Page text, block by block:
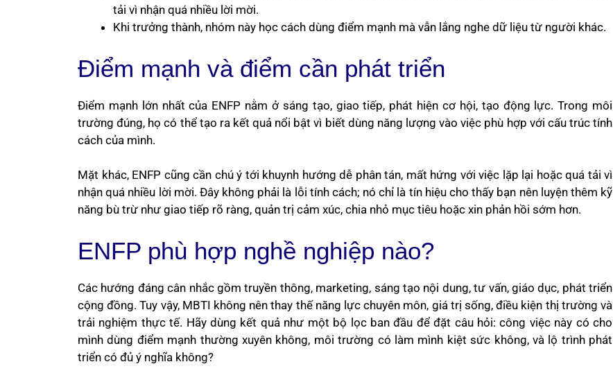
tải vì nhận quá nhiều lời mời.
Khi trưởng thành, nhóm này học cách dùng điểm mạnh mà vẫn lắng nghe dữ liệu từ người khác.
Điểm mạnh và điểm cần phát triển
Điểm mạnh lớn nhất của ENFP nằm ở sáng tạo, giao tiếp, phát hiện cơ hội, tạo động lực. Trong môi
trường đúng, họ có thể tạo ra kết quả nổi bật vì biết dùng năng lượng vào việc phù hợp với cấu trúc tính
cách của mình.
Mặt khác, ENFP cũng cần chú ý tới khuynh hướng dễ phân tán, mất hứng với việc lặp lại hoặc quá tải vì
nhận quá nhiều lời mời. Đây không phải là lỗi tính cách; nó chỉ là tín hiệu cho thấy bạn nên luyện thêm kỹ
năng bù trừ như giao tiếp rõ ràng, quản trị cảm xúc, chia nhỏ mục tiêu hoặc xin phản hồi sớm hơn.
ENFP phù hợp nghề nghiệp nào?
Các hướng đáng cân nhắc gồm truyền thông, marketing, sáng tạo nội dung, tư vấn, giáo dục, phát triển
cộng đồng. Tuy vậy, MBTI không nên thay thế năng lực chuyên môn, giá trị sống, điều kiện thị trường và
trải nghiệm thực tế. Hãy dùng kết quả như một bộ lọc ban đầu để đặt câu hỏi: công việc này có cho
mình dùng điểm mạnh thường xuyên không, môi trường có làm mình kiệt sức không, và lộ trình phát
triển có đủ ý nghĩa không?